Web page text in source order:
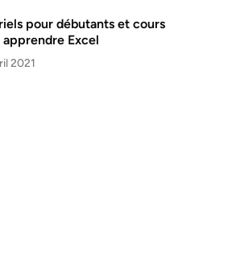
pour débutants et cours
apprendre Excel
2021